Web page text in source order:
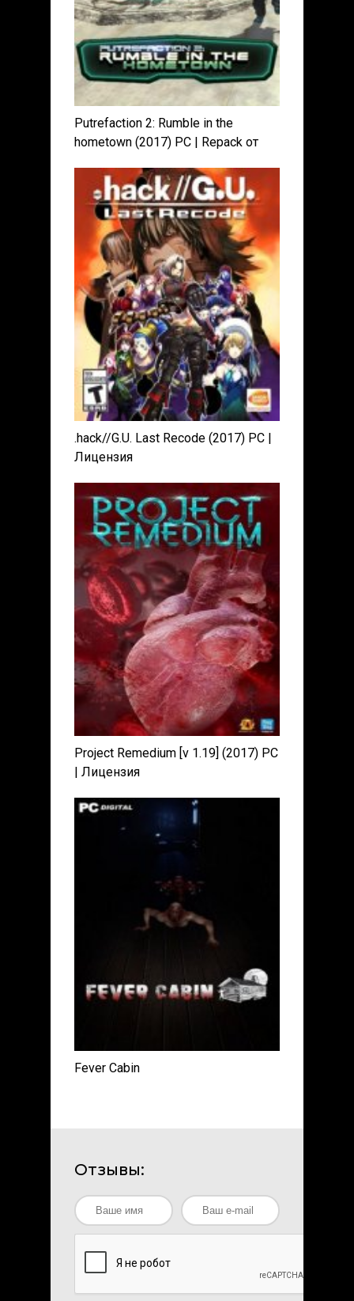
Putrefaction 2: Rumble in the
hometown (2017) PC | Repack от
.hack//G.U. Last Recode (2017) PC |
Лицензия
Project Remedium [v 1.19] (2017) PC
| Лицензия
Fever Cabin
Отзывы: